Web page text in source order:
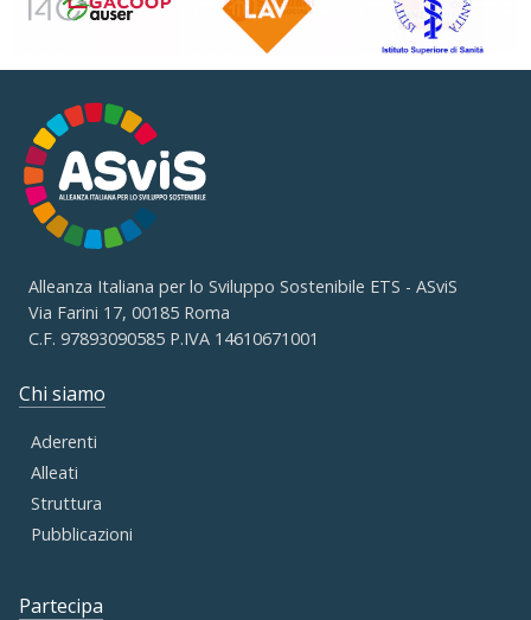
Alleanza Italiana per lo Sviluppo Sostenibile ETS - ASviS
Via Farini 17, 00185 Roma
C.F. 97893090585 P.IVA 14610671001
Chi siamo
Aderenti
Alleati
Struttura
Pubblicazioni
Partecipa